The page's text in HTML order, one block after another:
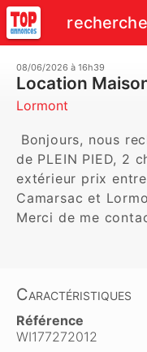
08/06/2026 à 16h39
Location
Lormont
de PLEIN PIED, 2
extérieur prix
Camarsac et
Merci de me
Caractéristiques
Référence
WI177272012